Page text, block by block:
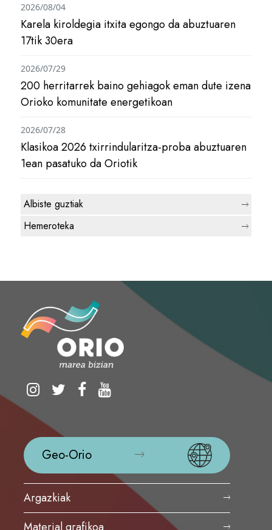
Karela kiroldegia itxita egongo da abuztuaren
17tik 30era
2026/08/04
200 herritarrek baino gehiagok eman dute izena
Orioko komunitate energetikoan
2026/07/29
Klasikoa 2026 txirrindularitza-proba abuztuaren
1ean pasatuko da Oriotik
2026/07/28
Albiste guztiak
Hemeroteka
Geo-Orio
Argazkiak
Material grafikoa